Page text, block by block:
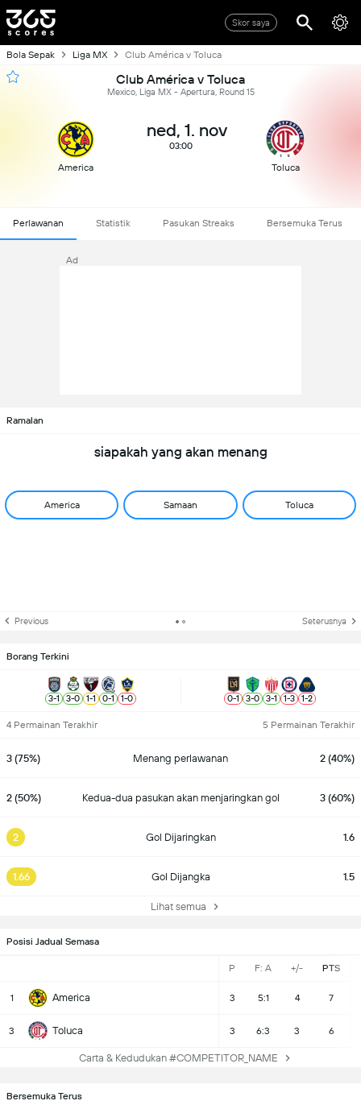
Skor saya
Bola Sepak Liga MX Club América v Toluca
Club América v Toluca
Mexico, Liga MX - Apertura, Round 15
America
ned, 1. nov
03:00
Toluca
Perlawanan Statistik Pasukan Streaks Bersemuka Terus
Ad
Ramalan
siapakah yang akan menang
America Samaan Toluca
Previous Seterusnya
Borang Terkini
3-1 3-0 1-1 0-1 1-0 0-1 3-0 3-1 1-3 1-2
4 Permainan Terakhir 5 Permainan Terakhir
3 (75%) Menang perlawanan 2 (40%)
2 (50%) Kedua-dua pasukan akan menjaringkan gol 3 (60%)
2 Gol Dijaringkan 1.6
1.66 Gol Dijangka 1.5
Lihat semua
Posisi Jadual Semasa
P F: A +/- PTS
1 America 3 5:1 4 7
3 Toluca 3 6:3 3 6
Carta & Kedudukan #COMPETITOR_NAME
Bersemuka Terus